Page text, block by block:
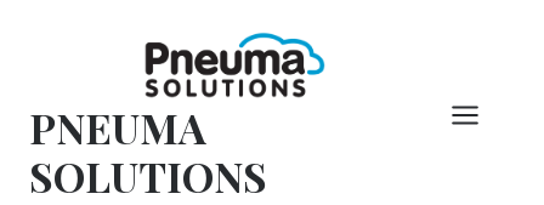
PNEUMA
SOLUTIONS